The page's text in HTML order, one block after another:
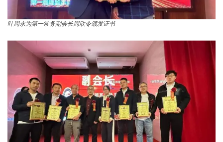
叶周永为第一常务副会长周欣令颁发证书